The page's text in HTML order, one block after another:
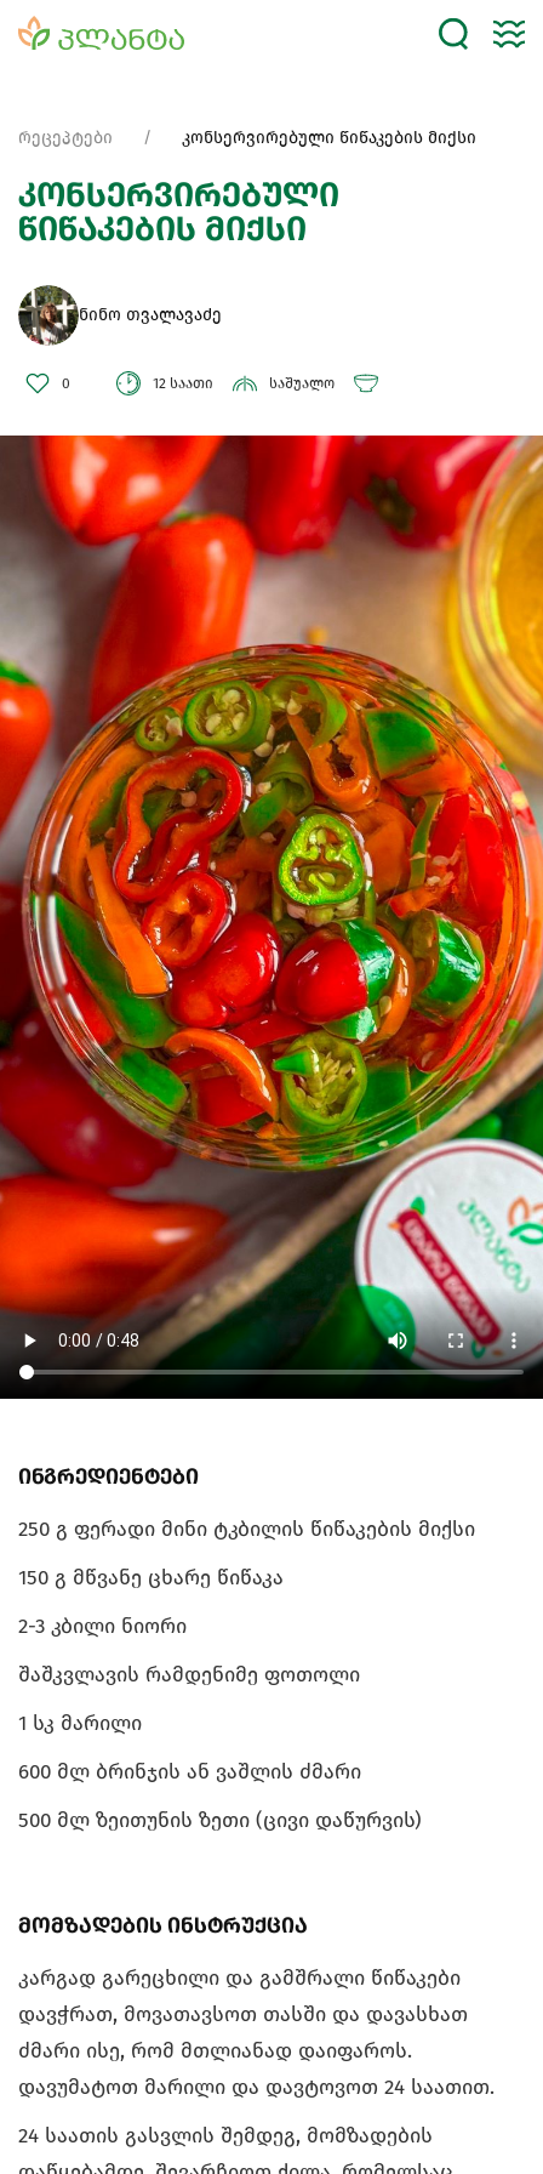
რეცეპტები კონსერვირებული წიწაკების მიქსი
კონსერვირებული
წიწაკების მიქსი
ნინო თვალავაძე
0 12 საათი საშუალო
ინგრედიენტები
250 გ ფერადი მინი ტკბილის წიწაკების მიქსი
150 გ მწვანე ცხარე წიწაკა
2-3 კბილი ნიორი
შაშკვლავის რამდენიმე ფოთოლი
1 სკ მარილი
600 მლ ბრინჯის ან ვაშლის ძმარი
500 მლ ზეითუნის ზეთი (ცივი დაწურვის)
მომზადების ინსტრუქცია
კარგად გარეცხილი და გამშრალი წიწაკები
დავჭრათ, მოვათავსოთ თასში და დავასხათ
ძმარი ისე, რომ მთლიანად დაიფაროს.
დავუმატოთ მარილი და დავტოვოთ 24 საათით.
24 საათის გასვლის შემდეგ, მომზადების